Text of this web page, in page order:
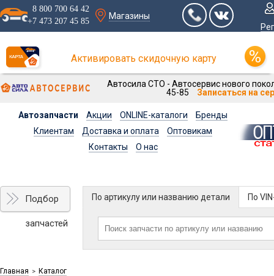
8 800 700 64 42
+7 473 207 45 85
Магазины
Активировать скидочную карту
Автосила СТО - Автосервис нового
45-85
Записаться на
Автозапчасти Акции ONLINE-каталоги
Бренды
Клиентам
Доставка и оплата
Оптовикам
Контакты
О нас
Подбор
запчастей
По артикулу или названию детали По
Главная > Каталог